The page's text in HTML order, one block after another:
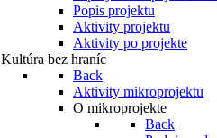
Popis projektu
Aktivity projektu
Aktivity po projekte
Kultúra bez hraníc
Back
Aktivity mikroprojektu
O mikroprojekte
Back